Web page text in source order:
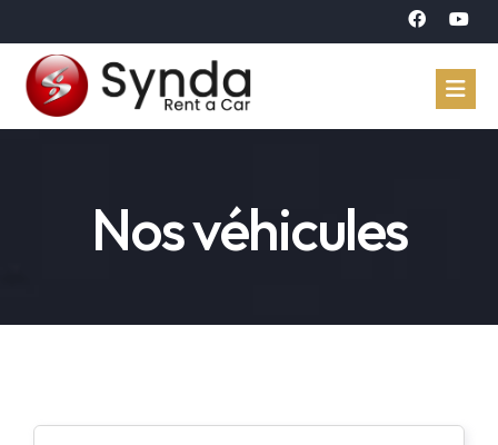
À propos
Langue
Nos véhicules